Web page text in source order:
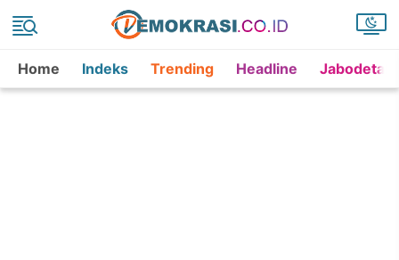
Home Indeks Trending Headline